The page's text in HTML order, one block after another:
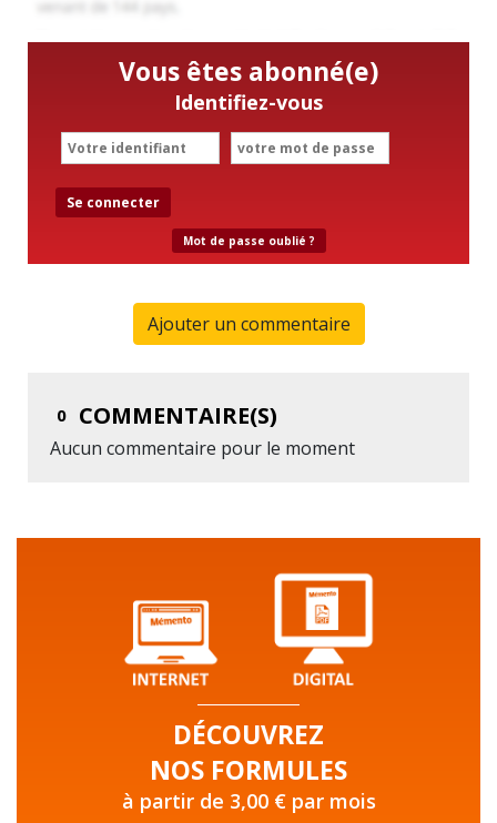
Vous êtes abonné(e)
Identifiez-vous
Se connecter
Mot de passe oublié ?
Ajouter un commentaire
0 COMMENTAIRE(S)
Aucun commentaire pour le moment
DÉCOUVREZ
NOS FORMULES
à partir de 3,00 € par mois